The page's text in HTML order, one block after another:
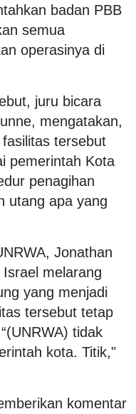
badan PBB
semua
operasinya di
juru bicara
mengatakan,
tersebut
pemerintah Kota
penagihan
utang apa yang
Jonathan
melarang
yang menjadi
tersebut tetap
tidak
kota. Titik,"
komentar